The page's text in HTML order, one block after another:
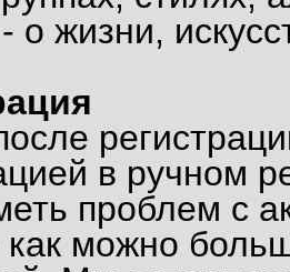
- о жизни,
в ручном
проблем с
как можно